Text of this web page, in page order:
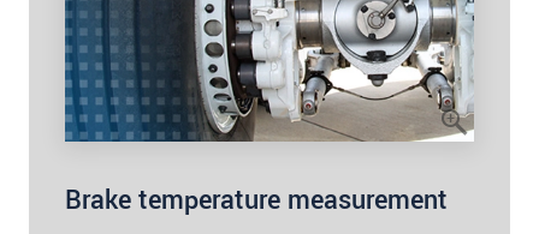
Brake temperature measurement